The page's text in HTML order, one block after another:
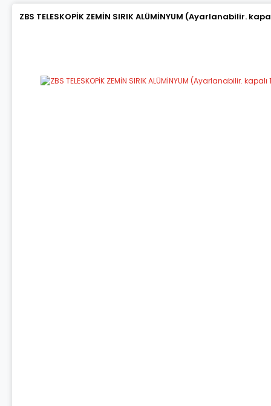
ZBS TELESKOPİK ZEMİN SIRIK ALÜMİNYUM (Ayarlanabilir.